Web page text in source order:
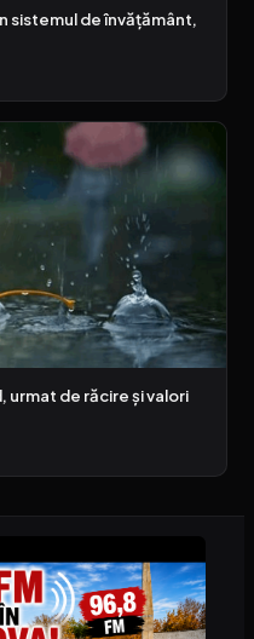
sistemul de învățământ,
de răcire și valori